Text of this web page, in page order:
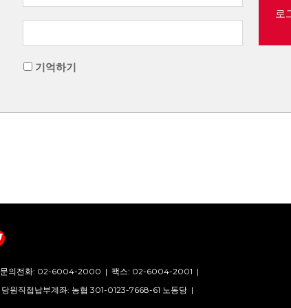
기억하기
로
문의전화: 02-6004-2000 | 팩스: 02-6004-2001 |
당원직접납부계좌: 농협 301-0123-7668-61 노동당 |